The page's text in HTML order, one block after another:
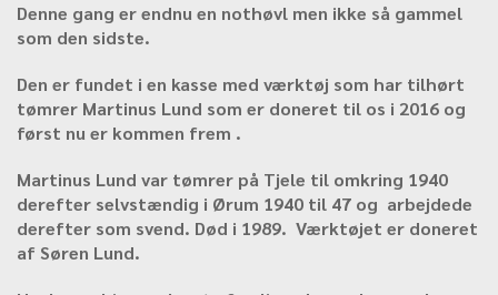
Denne gang er endnu en nothøvl men ikke så gammel
som den sidste.
Den er fundet i en kasse med værktøj som har tilhørt
tømrer Martinus Lund som er doneret til os i 2016 og
først nu er kommen frem .
Martinus Lund var tømrer på Tjele til omkring 1940
derefter selvstændig i Ørum 1940 til 47 og arbejdede
derefter som svend. Død i 1989. Værktøjet er doneret
af Søren Lund.